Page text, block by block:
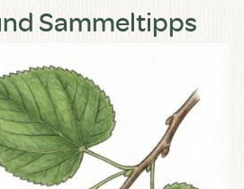
Sammeltipps